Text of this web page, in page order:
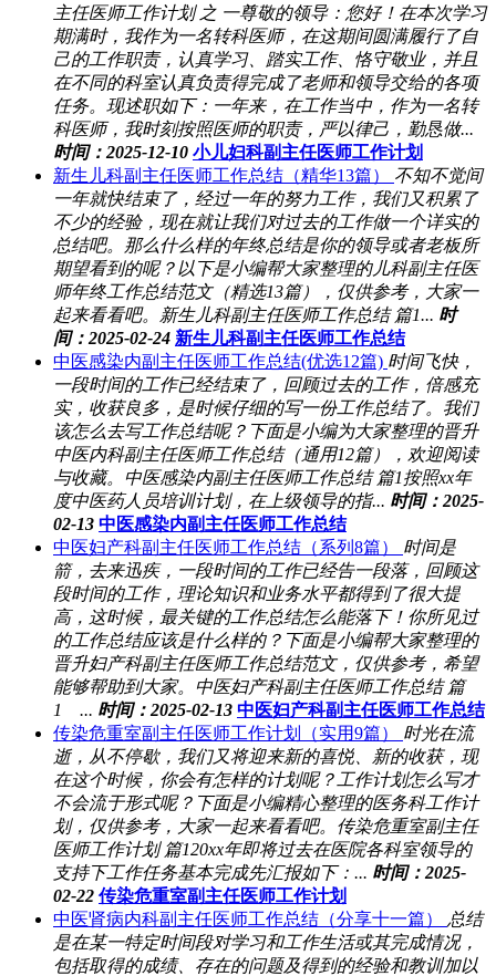
主任医师工作计划 之 一尊敬的领导：您好！在本次学习
期满时，我作为一名转科医师，在这期间圆满履行了自
己的工作职责，认真学习、踏实工作、恪守敬业，并且
在不同的科室认真负责得完成了老师和领导交给的各项
任务。现述职如下：一年来，在工作当中，作为一名转
科医师，我时刻按照医师的职责，严以律己，勤恳做...
时间：2025-12-10 小儿妇科副主任医师工作计划
新生儿科副主任医师工作总结（精华13篇）
不知不觉间
一年就快结束了，经过一年的努力工作，我们又积累了
不少的经验，现在就让我们对过去的工作做一个详实的
总结吧。那么什么样的年终总结是你的领导或者老板所
期望看到的呢？以下是小编帮大家整理的儿科副主任医
师年终工作总结范文（精选13篇），仅供参考，大家一
起来看看吧。新生儿科副主任医师工作总结 篇1... 时
间：2025-02-24 新生儿科副主任医师工作总结
中医感染内副主任医师工作总结(优选12篇) 时间飞快，
一段时间的工作已经结束了，回顾过去的工作，倍感充
实，收获良多，是时候仔细的写一份工作总结了。我们
该怎么去写工作总结呢？下面是小编为大家整理的晋升
中医内科副主任医师工作总结（通用12篇），欢迎阅读
与收藏。中医感染内副主任医师工作总结 篇1按照xx年
度中医药人员培训计划，在上级领导的指... 时间：2025-
02-13 中医感染内副主任医师工作总结
中医妇产科副主任医师工作总结（系列8篇）
时间是
箭，去来迅疾，一段时间的工作已经告一段落，回顾这
段时间的工作，理论知识和业务水平都得到了很大提
高，这时候，最关键的工作总结怎么能落下！你所见过
的工作总结应该是什么样的？下面是小编帮大家整理的
晋升妇产科副主任医师工作总结范文，仅供参考，希望
能够帮助到大家。中医妇产科副主任医师工作总结 篇
1 ... 时间：2025-02-13 中医妇产科副主任医师工作总结
传染危重室副主任医师工作计划（实用9篇）
时光在流
逝，从不停歇，我们又将迎来新的喜悦、新的收获，现
在这个时候，你会有怎样的计划呢？工作计划怎么写才
不会流于形式呢？下面是小编精心整理的医务科工作计
划，仅供参考，大家一起来看看吧。传染危重室副主任
医师工作计划 篇120xx年即将过去在医院各科室领导的
支持下工作任务基本完成先汇报如下：... 时间：2025-
02-22 传染危重室副主任医师工作计划
中医肾病内科副主任医师工作总结（分享十一篇）
总结
是在某一特定时间段对学习和工作生活或其完成情况，
包括取得的成绩、存在的问题及得到的经验和教训加以